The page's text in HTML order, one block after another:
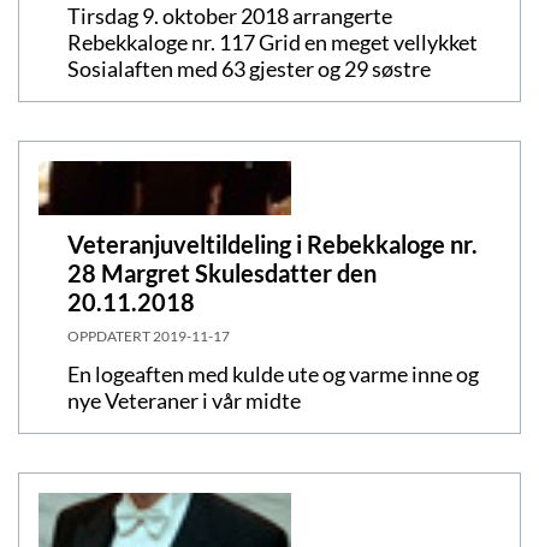
Tirsdag 9. oktober 2018 arrangerte
Rebekkaloge nr. 117 Grid en meget vellykket
Sosialaften med 63 gjester og 29 søstre
Veteranjuveltildeling i Rebekkaloge nr.
28 Margret Skulesdatter den
20.11.2018
OPPDATERT 2019-11-17
En logeaften med kulde ute og varme inne og
nye Veteraner i vår midte